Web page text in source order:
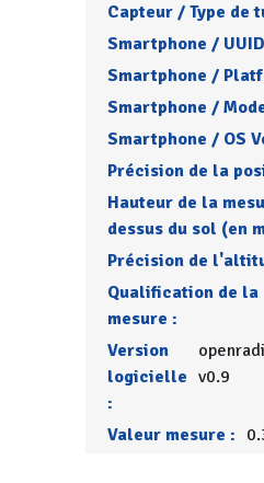
Capteur / Type de
Smartphone /
Smartphone /
Smartphone /
Smartphone / OS
Précision de la
Hauteur de la
dessus du sol (en
Précision de
Qualification de la
mesure :
Version
logicielle
:
v0.9
Valeur mesure :